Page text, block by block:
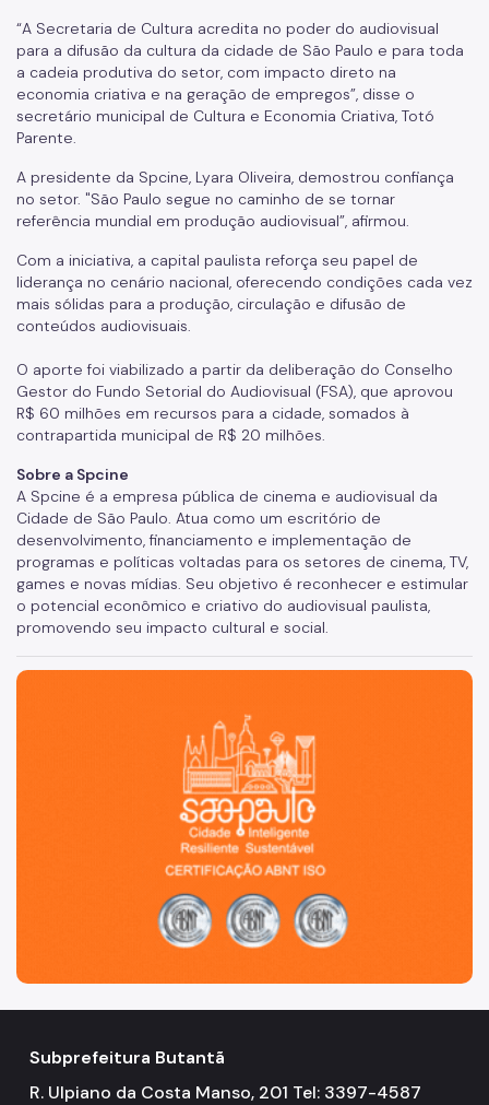
“A Secretaria de Cultura acredita no poder do audiovisual
para a difusão da cultura da cidade de São Paulo e para toda
a cadeia produtiva do setor, com impacto direto na
economia criativa e na geração de empregos”, disse o
secretário municipal de Cultura e Economia Criativa, Totó
Parente.
A presidente da Spcine, Lyara Oliveira, demostrou confiança
no setor. "São Paulo segue no caminho de se tornar
referência mundial em produção audiovisual”, afirmou.
Com a iniciativa, a capital paulista reforça seu papel de
liderança no cenário nacional, oferecendo condições cada vez
mais sólidas para a produção, circulação e difusão de
conteúdos audiovisuais.
O aporte foi viabilizado a partir da deliberação do Conselho
Gestor do Fundo Setorial do Audiovisual (FSA), que aprovou
R$ 60 milhões em recursos para a cidade, somados à
contrapartida municipal de R$ 20 milhões.
Sobre a Spcine
A Spcine é a empresa pública de cinema e audiovisual da
Cidade de São Paulo. Atua como um escritório de
desenvolvimento, financiamento e implementação de
programas e políticas voltadas para os setores de cinema, TV,
games e novas mídias. Seu objetivo é reconhecer e estimular
o potencial econômico e criativo do audiovisual paulista,
promovendo seu impacto cultural e social.
São Paulo, cidade inteligente, resiliente e sustentável
Subprefeitura Butantã
R. Ulpiano da Costa Manso, 201 Tel: 3397-4587